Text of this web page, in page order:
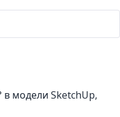
модели SketchUp,